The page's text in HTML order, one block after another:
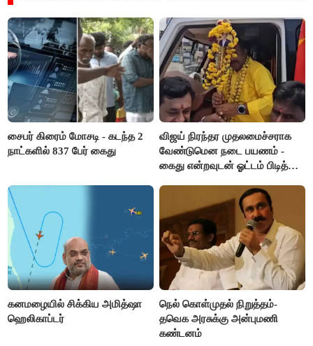
சைபர் கிரைம் மோசடி - கடந்த 2
நாட்களில் 837 பேர் கைது
விஜய் நிரந்தர முதலமைச்சராக
வேண்டுமென நடை பயணம் -
கைது என்றவுடன் ஓட்டம் பிடித்த
கனமழையில் சிக்கிய அமித்ஷா
ஹெலிகாப்டர்
நெல் கொள்முதல் நிறுத்தம்-
தவெக அரசுக்கு அன்புமணி
கண்டனம்